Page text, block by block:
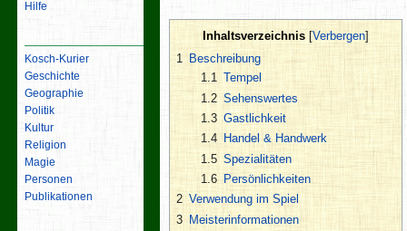
Inhaltsverzeichnis
1 Beschreibung
1.1 Tempel
1.2 Sehenswertes
1.3 Gastlichkeit
1.4
Handel & Handwerk
1.5 Spezialitäten
1.6
Persönlichkeiten
2 Verwendung im Spiel
3 Meisterinformationen
Hilfe
Kosch-Kurier
Geschichte
Geographie
Politik
Kultur
Religion
Magie
Personen
Publikationen